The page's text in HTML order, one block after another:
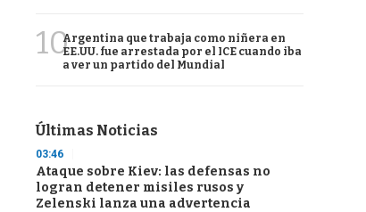
10Argentina que trabaja como niñera en
EE.UU. fue arrestada por el ICE cuando iba
a ver un partido del Mundial
Últimas Noticias
03:46
Ataque sobre Kiev: las defensas no
logran detener misiles rusos y
Zelenski lanza una advertencia